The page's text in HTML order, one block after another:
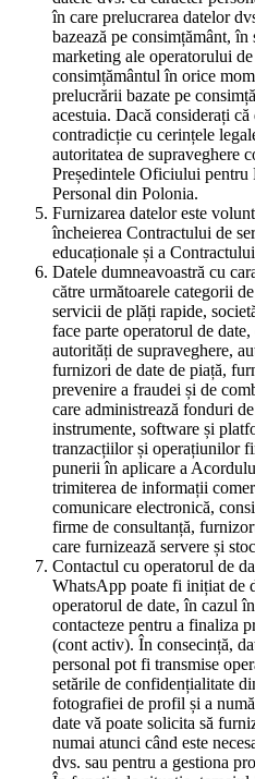
în care prelucrarea datelor
bazează pe consimțământ,
marketing ale operatorului
consimțământul în orice
prelucrării bazate pe
acestuia. Dacă considerați
contradicție cu cerințele
autoritatea de supraveghere
Președintele Oficiului pentru
Personal din Polonia.
Furnizarea datelor este
încheierea Contractului de
educaționale și a
Datele dumneavoastră cu
către următoarele categorii
servicii de plăți rapide,
face parte operatorul de
autorități de supraveghere,
furnizori de date de piață,
prevenire a fraudei și de
care administrează fonduri
instrumente, software și
tranzacțiilor și operațiunilor
punerii în aplicare a
trimiterea de informații
comunicare electronică,
firme de consultanță,
care furnizează servere și
Contactul cu operatorul de
WhatsApp poate fi inițiat de
operatorul de date, în cazul
contacteze pentru a finaliza
(cont activ). În consecință,
personal pot fi transmise
setările de confidențialitate
fotografiei de profil și a
date vă poate solicita să
numai atunci când este
dvs. sau pentru a gestiona